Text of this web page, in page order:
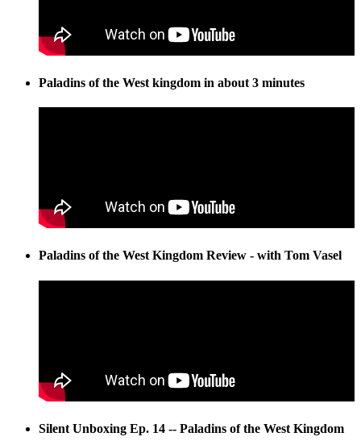
Paladins of the West kingdom in about 3 minutes
Paladins of the West Kingdom Review - with Tom Vasel
Silent Unboxing Ep. 14 -- Paladins of the West Kingdom